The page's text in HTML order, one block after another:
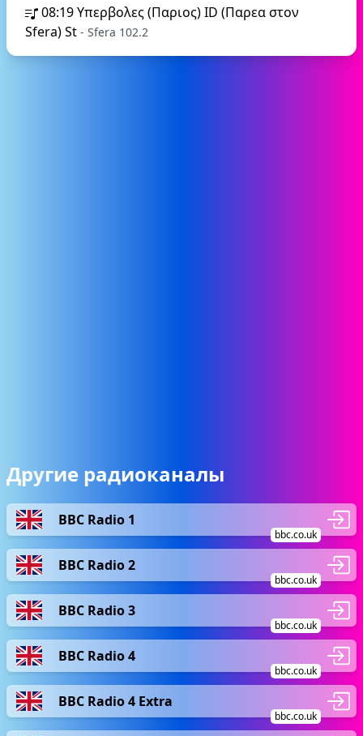
08:19Υπερβολες (Παριος) ID (Παρεα στον
Sfera) St - Sfera 102.2
Другие радиоканалы
BBC Radio 1
bbc.co.uk
BBC Radio 2
bbc.co.uk
BBC Radio 3
bbc.co.uk
BBC Radio 4
bbc.co.uk
BBC Radio 4 Extra
bbc.co.uk